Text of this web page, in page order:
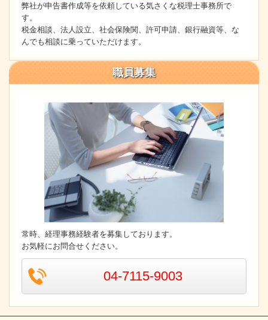
弊社が申告書作成等を依頼している気さくな税理士事務所で
す。
税金相談、法人設立、社会保険関、許可申請、銀行融資等、な
んでも相談に乗っていただけます。
職員募集
常時、経理事務経験者を募集しております。
お気軽にお問合せください。
04-7115-9003